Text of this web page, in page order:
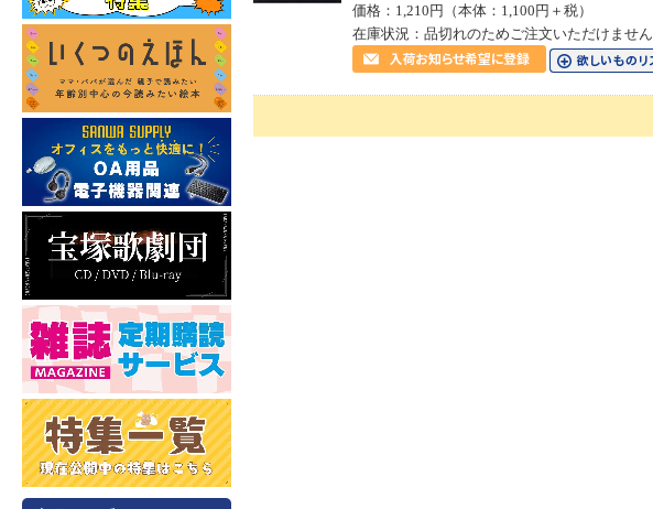
価格：1,210円（本体：1,100円＋税）
在庫状況：品切れのためご注文いただけません